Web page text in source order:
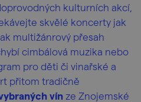
kulturních akcí,
skvělé koncerty jak
multižánrový přesah
cimbálová muzika nebo
pro děti či vinařské a
přitom tradičně
vín ze Znojemské